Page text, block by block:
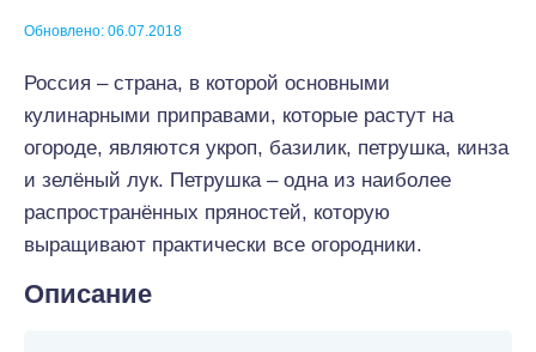
Обновлено: 06.07.2018
Россия – страна, в которой основными
кулинарными приправами, которые растут на
огороде, являются укроп, базилик, петрушка, кинза
и зелёный лук. Петрушка – одна из наиболее
распространённых пряностей, которую
выращивают практически все огородники.
Описание